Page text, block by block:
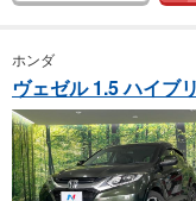
ホンダ
ヴェゼル 1.5 ハイブ